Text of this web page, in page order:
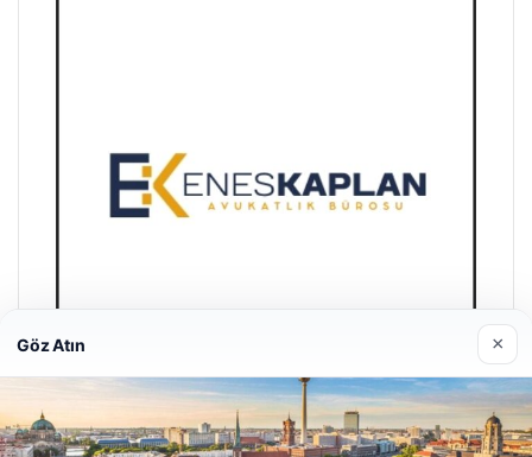
Enes Kaplan Avukatlık Bürosu
Göz Atın ×